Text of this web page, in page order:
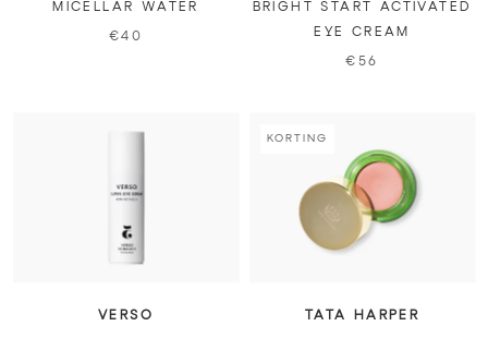
MICELLAR WATER
€40
BRIGHT START ACTIVATED
EYE CREAM
€56
VERSO
KORTING
TATA HARPER